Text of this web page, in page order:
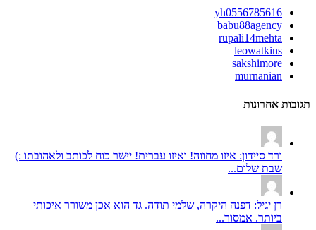
yh0556785616
babu88agency
rupali14mehta
leowatkins
sakshimore
murnanian
תגובות אחרונות
ורד סיידון: איזו מחווה! ואיזו עברית! יישר כוח לכותב ולאהובתו :)
שבת שלום...
רן יגיל: דפנה היקרה, שלמי תודה. גד הוא אכן משורר איכותי
ביותר. אמסור...